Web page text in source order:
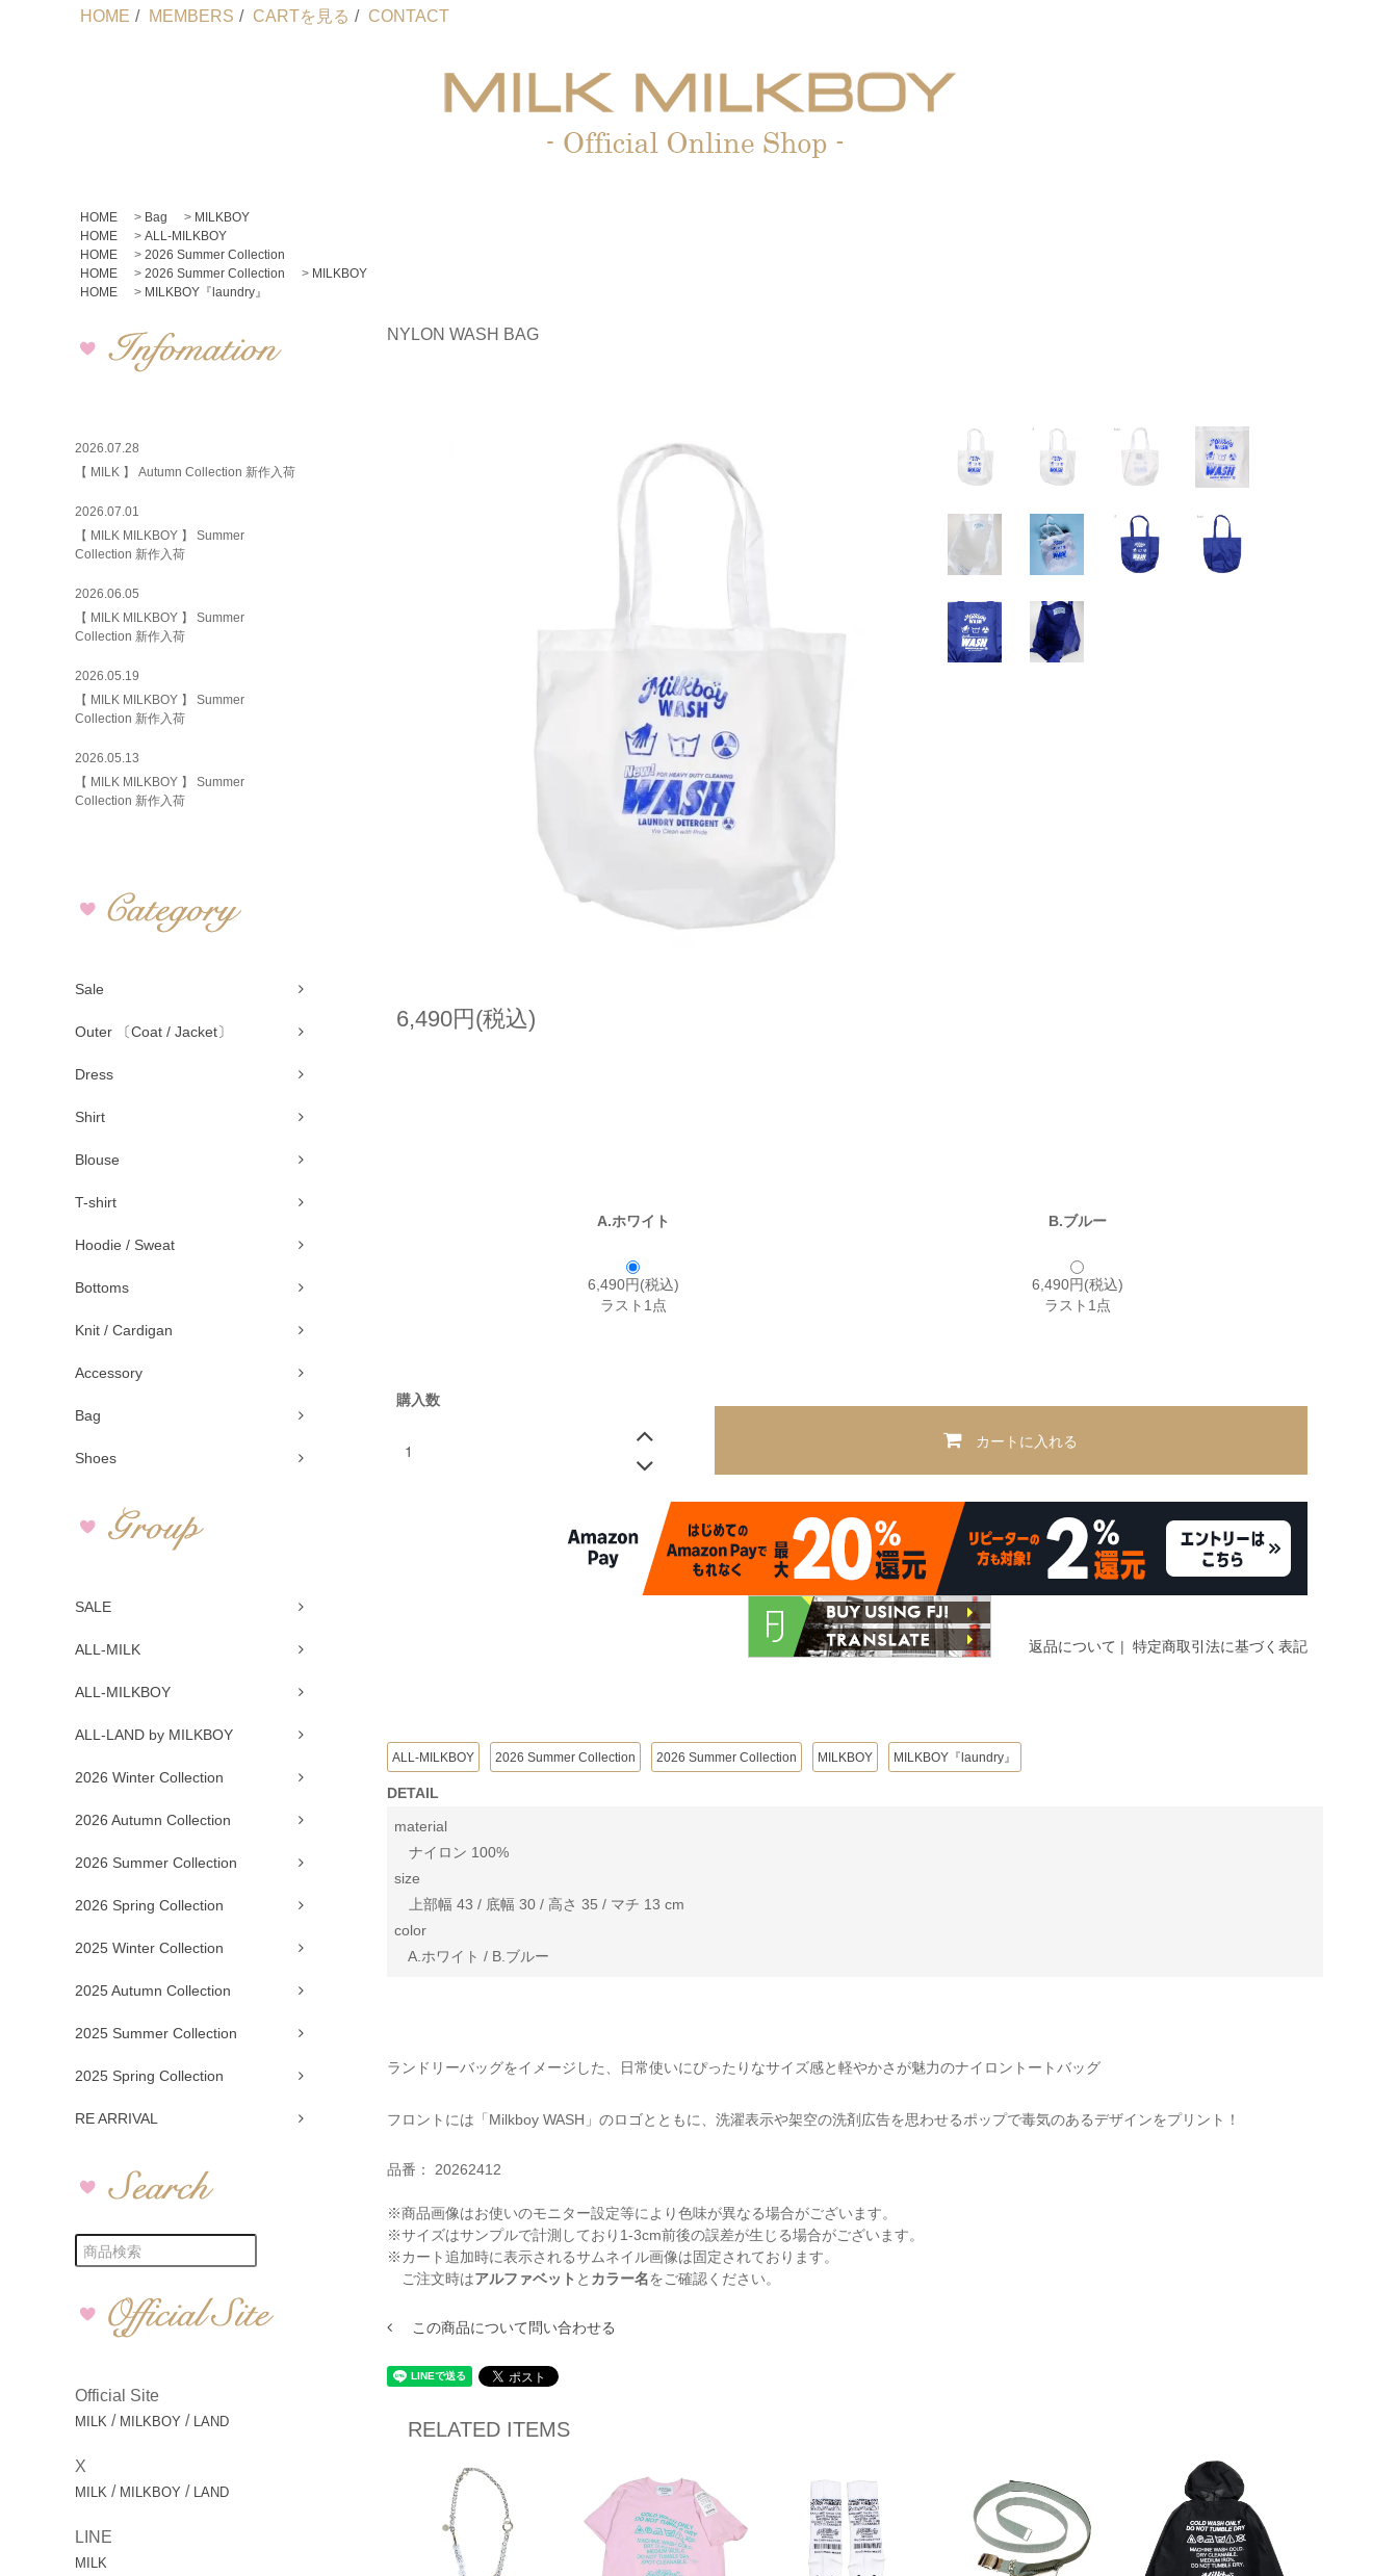
HOME / MEMBERS / CARTを見る / CONTACT
HOME > Bag > MILKBOY
HOME
> ALL-MILKBOY
HOME
> 2026 Summer Collection
HOME
> 2026 Summer Collection > MILKBOY
HOME
> MILKBOY『laundry』
2026.07.28
【 MILK 】 Autumn Collection 新作入荷
2026.07.01
【 MILK MILKBOY 】 Summer
Collection 新作入荷
2026.06.05
【 MILK MILKBOY 】 Summer
Collection 新作入荷
2026.05.19
【 MILK MILKBOY 】 Summer
Collection 新作入荷
2026.05.13
【 MILK MILKBOY 】 Summer
Collection 新作入荷
Sale
Outer 〔Coat / Jacket〕
Dress
Shirt
Blouse
T-shirt
Hoodie / Sweat
Bottoms
Knit / Cardigan
Accessory
Bag
Shoes
SALE
ALL-MILK
ALL-MILKBOY
ALL-LAND by MILKBOY
2026 Winter Collection
2026 Autumn Collection
2026 Summer Collection
2026 Spring Collection
2025 Winter Collection
2025 Autumn Collection
2025 Summer Collection
2025 Spring Collection
RE ARRIVAL
Official Site
MILK / MILKBOY / LAND
X
MILK / MILKBOY / LAND
LINE
MILK
NYLON WASH BAG
6,490円(税込)
A.ホワイト B.ブルー
6,490円(税込)
ラスト1点
6,490円(税込)
ラスト1点
購入数
カートに入れる
返品について | 特定商取引法に基づく表記
ALL-MILKBOY 2026 Summer Collection 2026 Summer Collection MILKBOY MILKBOY『laundry』
DETAIL
material
ナイロン 100%
size
上部幅 43 / 底幅 30 / 高さ 35 / マチ 13 cm
color
A.ホワイト / B.ブルー
ランドリーバッグをイメージした、日常使いにぴったりなサイズ感と軽やかさが魅力のナイロントートバッグ
フロントには「Milkboy WASH」のロゴとともに、洗濯表示や架空の洗剤広告を思わせるポップで毒気のあるデザインをプリント！
品番： 20262412
※商品画像はお使いのモニター設定等により色味が異なる場合がございます。
※サイズはサンプルで計測しており1-3cm前後の誤差が生じる場合がございます。
※カート追加時に表示されるサムネイル画像は固定されております。
ご注文時はアルファベット と カラー名をご確認ください。
この商品について問い合わせる
RELATED ITEMS